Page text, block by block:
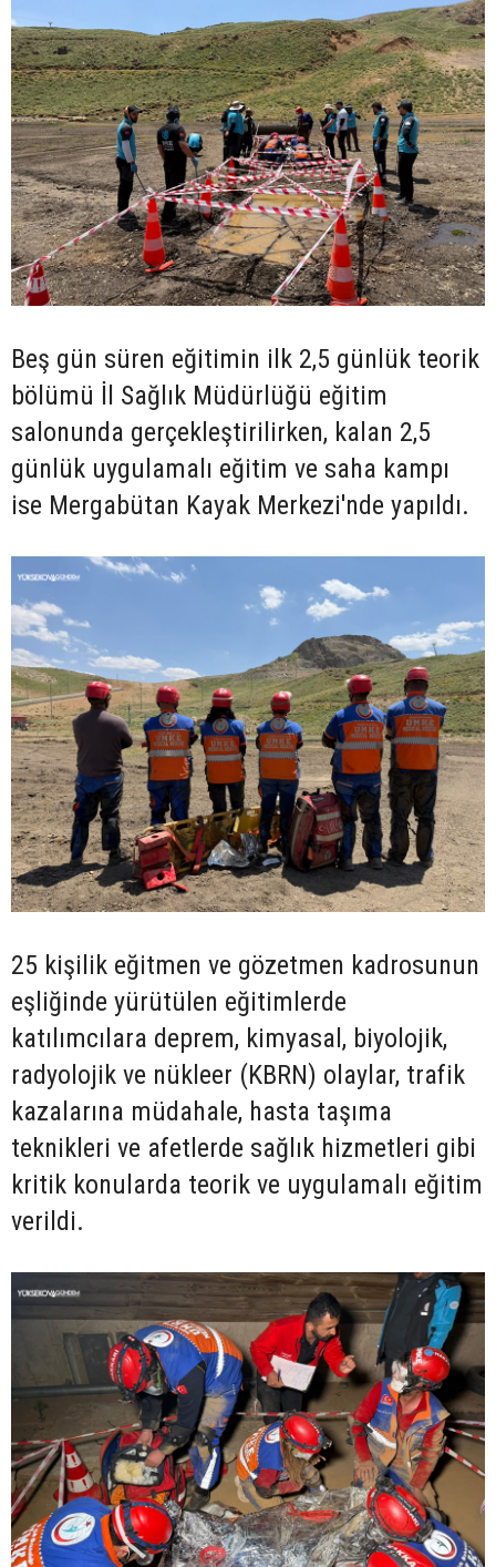
Beş gün süren eğitimin ilk 2,5 günlük teorik
bölümü İl Sağlık Müdürlüğü eğitim
salonunda gerçekleştirilirken, kalan 2,5
günlük uygulamalı eğitim ve saha kampı
ise Mergabütan Kayak Merkezi'nde yapıldı.
25 kişilik eğitmen ve gözetmen kadrosunun
eşliğinde yürütülen eğitimlerde
katılımcılara deprem, kimyasal, biyolojik,
radyolojik ve nükleer (KBRN) olaylar, trafik
kazalarına müdahale, hasta taşıma
teknikleri ve afetlerde sağlık hizmetleri gibi
kritik konularda teorik ve uygulamalı eğitim
verildi.